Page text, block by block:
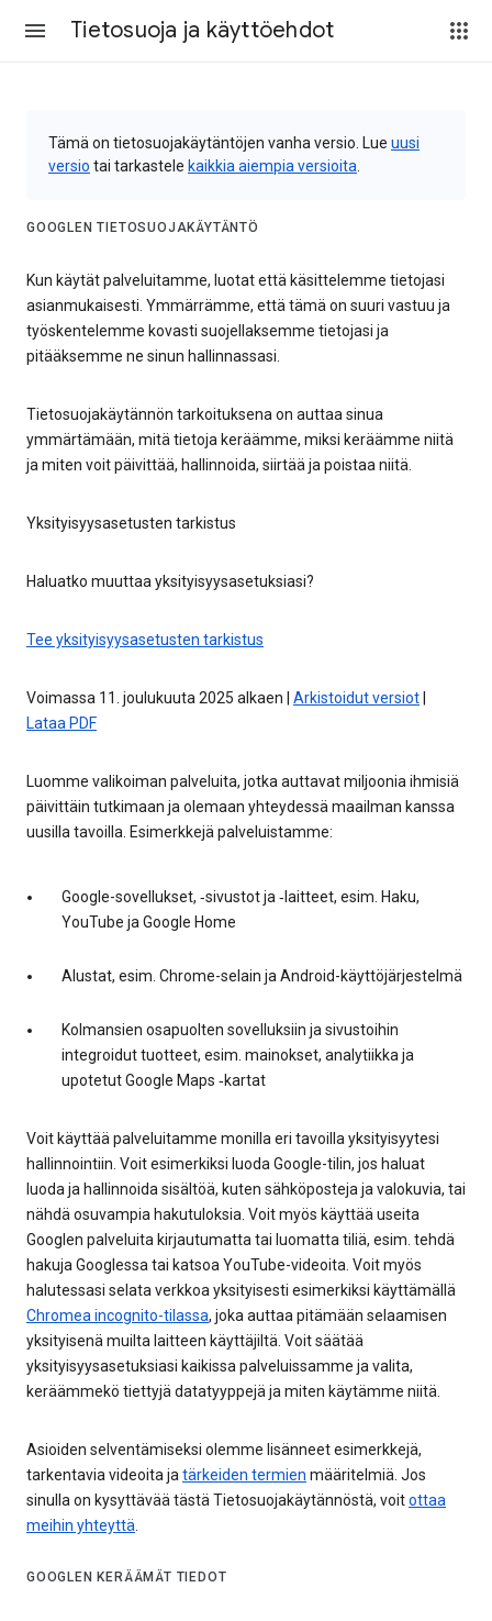
Tietosuoja ja käyttöehdot
Tämä on tietosuojakäytäntöjen vanha versio. Lue uusi
versio tai tarkastele kaikkia aiempia versioita
GOOGLEN TIETOSUOJAKÄYTÄNTÖ
Kun käytät palveluitamme, luotat että käsittelemme tietojasi
asianmukaisesti. Ymmärrämme, että tämä on suuri vastuu ja
työskentelemme kovasti suojellaksemme tietojasi ja
pitääksemme ne sinun hallinnassasi.
Tietosuojakäytännön tarkoituksena on auttaa sinua
ymmärtämään, mitä tietoja keräämme, miksi keräämme niitä
ja miten voit päivittää, hallinnoida, siirtää ja poistaa niitä.
Yksityisyysasetusten tarkistus
Haluatko muuttaa yksityisyysasetuksiasi?
Tee yksityisyysasetusten tarkistus
Voimassa 11. joulukuuta 2025 alkaen | Arkistoidut versiot
Lataa PDF
Luomme valikoiman palveluita, jotka auttavat miljoonia ihmisiä
päivittäin tutkimaan ja olemaan yhteydessä maailman kanssa
uusilla tavoilla. Esimerkkejä palveluistamme:
Google-sovellukset, ‑sivustot ja ‑laitteet, esim. Haku,
YouTube ja Google Home
Alustat, esim. Chrome-selain ja Android-käyttöjärjestelmä
Kolmansien osapuolten sovelluksiin ja sivustoihin
integroidut tuotteet, esim. mainokset, analytiikka ja
upotetut Google Maps ‑kartat
Voit käyttää palveluitamme monilla eri tavoilla yksityisyytesi
hallinnointiin. Voit esimerkiksi luoda Google-tilin, jos haluat
luoda ja hallinnoida sisältöä, kuten sähköposteja ja valokuvia, tai
nähdä osuvampia hakutuloksia. Voit myös käyttää useita
Googlen palveluita kirjautumatta tai luomatta tiliä, esim. tehdä
hakuja Googlessa tai katsoa YouTube-videoita. Voit myös
halutessasi selata verkkoa yksityisesti esimerkiksi käyttämällä
Chromea incognito-tilassa, joka auttaa pitämään selaamisen
yksityisenä muilta laitteen käyttäjiltä. Voit säätää
yksityisyysasetuksiasi kaikissa palveluissamme ja valita,
keräämmekö tiettyjä datatyyppejä ja miten käytämme niitä.
Asioiden selventämiseksi olemme lisänneet esimerkkejä,
tarkentavia videoita jatärkeiden termien määritelmiä. Jos
sinulla on kysyttävää tästä Tietosuojakäytännöstä, voitottaa
meihin yhteyttä.
GOOGLEN KERÄÄMÄT TIEDOT